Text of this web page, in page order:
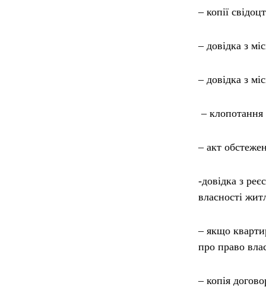
– копії
– довідка з
– довідка з
– клопотання
– акт
-довідка з
власності
– якщо
про право
– копія